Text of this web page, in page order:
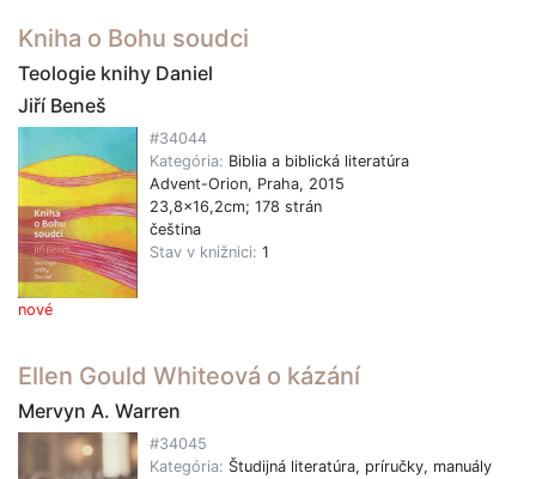
Kniha o Bohu soudci
Teologie knihy Daniel
Jiří Beneš
nové
#34044
Kategória: Biblia a biblická literatúra
Advent-Orion, Praha, 2015
23,8x16,2cm; 178 strán
čeština
Stav v knižnici: 1
Ellen Gould Whiteová o kázání
Mervyn A. Warren
#34045
Kategória: Študijná literatúra, príručky, manuály